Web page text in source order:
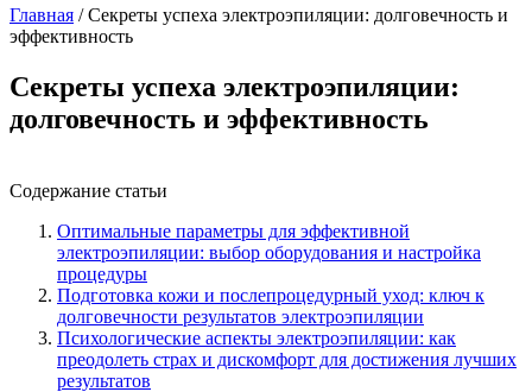
Главная /Секреты успеха электроэпиляции: долговечность и
эффективность
Секреты успеха электроэпиляции:
долговечность и эффективность
Содержание статьи
Оптимальные параметры для эффективной
электроэпиляции: выбор оборудования и настройка
процедуры
Подготовка кожи и послепроцедурный уход: ключ к
долговечности результатов электроэпиляции
Психологические аспекты электроэпиляции: как
преодолеть страх и дискомфорт для достижения лучших
результатов